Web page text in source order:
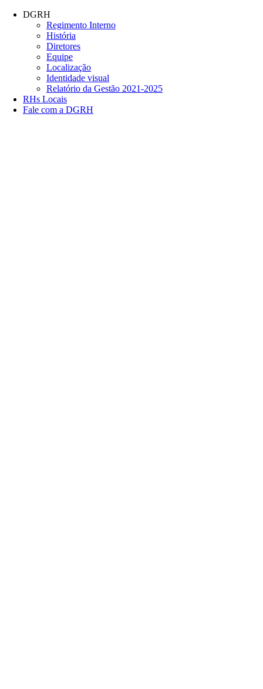
Conteúdo principal
DGRH
Regimento Interno
História
Diretores
Equipe
Localização
Identidade visual
Relatório da Gestão 2021-2025
RHs Locais
Fale com a DGRH